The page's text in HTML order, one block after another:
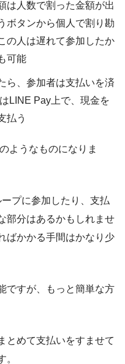
は人数で割った金額が出
ボタンから個人で割り勘
の人は遅れて参加したか
可能
ら、参加者は支払いを済
LINE Pay上で、現金を
払う
ようなものになりま
プに参加したり、支払
部分はあるかもしれませ
ばかかる手間はかなり少
ですが、もっと簡単な方
とめて支払いをすませて
。